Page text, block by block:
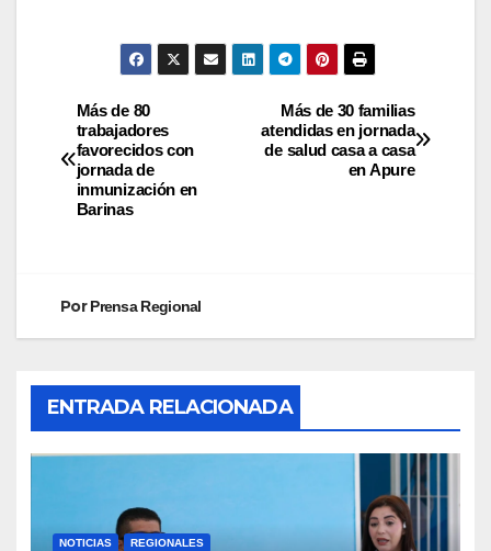
Más de 30 familias
atendidas en jornada
de salud casa a casa
en Apure
Más de 80
trabajadores
favorecidos con
jornada de
inmunización en
Barinas
PorPrensa Regional
ENTRADA RELACIONADA
NOTICIAS REGIONALES